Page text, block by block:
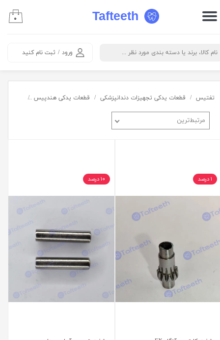
Tafteeth
ورود / ثبت نام کنید
حساب کاربری من
۰
تفتیس قطعات یدکی تجهیزات دندانپزشکی قطعات یدکی هندپیس
مرتبط‌ترین
۱ درصد ۱۰ درصد